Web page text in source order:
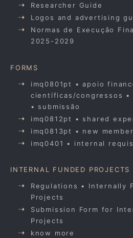
Researcher Guide
Logos and advertising
Normas de Execução
2025-2029
FORMS
imq0801pt • apoio
científicas/congressos •
• submissão
imq0812pt • shared
imq0813pt • new
imq0401 • internal
INTERNAL FUNDED PROJECTS
Regulations • Internally
Projects
Submission Form for
Projects
know more